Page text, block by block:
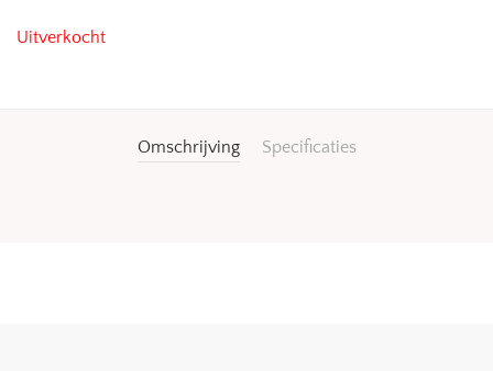
Uitverkocht
Omschrijving Specificaties